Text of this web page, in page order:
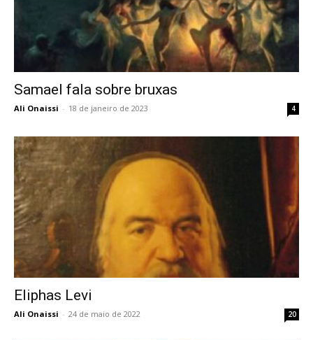
Samael fala sobre bruxas
Ali Onaissi - 18 de janeiro de 2023 4
Eliphas Levi
Ali Onaissi - 24 de maio de 2022 20